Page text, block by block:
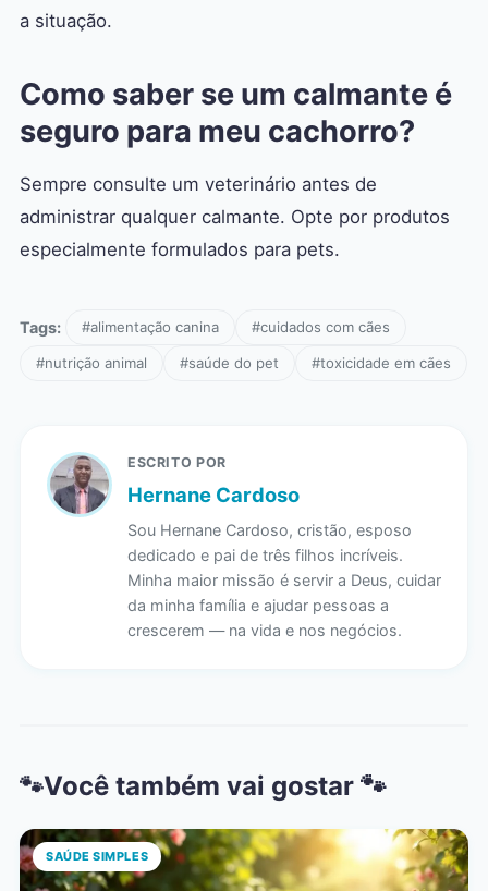
a situação.
Como saber se um calmante é
seguro para meu cachorro?
Sempre consulte um veterinário antes de
administrar qualquer calmante. Opte por produtos
especialmente formulados para pets.
Tags: #alimentação canina #cuidados com cães
#nutrição animal #saúde do pet #toxicidade em cães
ESCRITO POR
Hernane Cardoso
Sou Hernane Cardoso, cristão, esposo
dedicado e pai de três filhos incríveis.
Minha maior missão é servir a Deus, cuidar
da minha família e ajudar pessoas a
crescerem — na vida e nos negócios.
Você também vai gostar 🐾
SAÚDE SIMPLES